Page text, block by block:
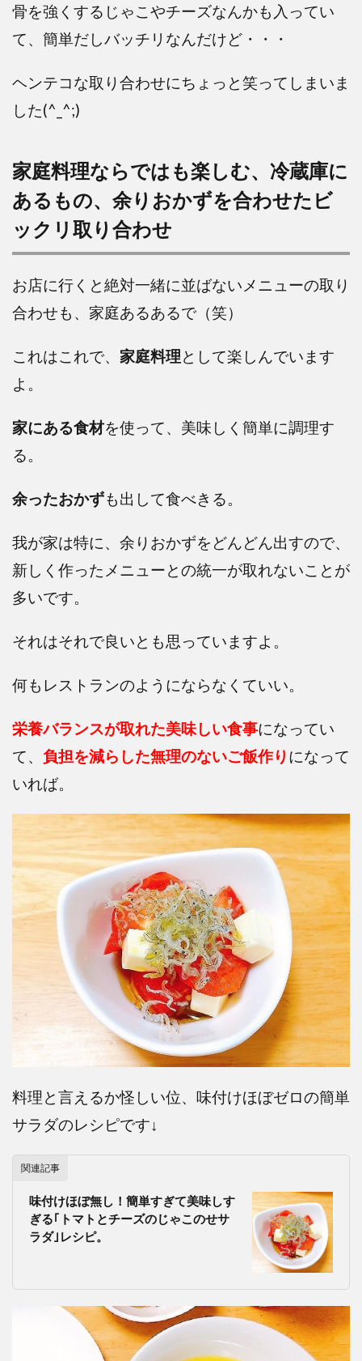
骨を強くするじゃこやチーズなんかも入ってい
て、簡単だしバッチリなんだけど・・・
ヘンテコな取り合わせにちょっと笑ってしまいま
した(^_^;)
家庭料理ならではも楽しむ、冷蔵庫に
あるもの、余りおかずを合わせたビ
ックリ取り合わせ
お店に行くと絶対一緒に並ばないメニューの取り
合わせも、家庭あるあるで（笑）
これはこれで、 家庭料理として楽しんでいます
よ。
家にある食材を使って、美味しく簡単に調理す
る。
余ったおかずも出して食べきる。
我が家は特に、余りおかずをどんどん出すので、
新しく作ったメニューとの統一が取れないことが
多いです。
それはそれで良いとも思っていますよ。
何もレストランのようにならなくていい。
栄養バランスが取れた美味しい食事になってい
て、 負担を減らした無理のないご飯作り になって
いれば。
料理と言えるか怪しい位、味付けほぼゼロの簡単
サラダのレシピです↓
関連記事
味付けほぼ無し！簡単すぎて美味しす
ぎる｢トマトとチーズのじゃこのせサ
ラダ｣レシピ。